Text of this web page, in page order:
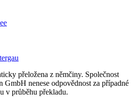
přeložena z němčiny. Společnost
nenese odpovědnost za případné
v průběhu překladu.